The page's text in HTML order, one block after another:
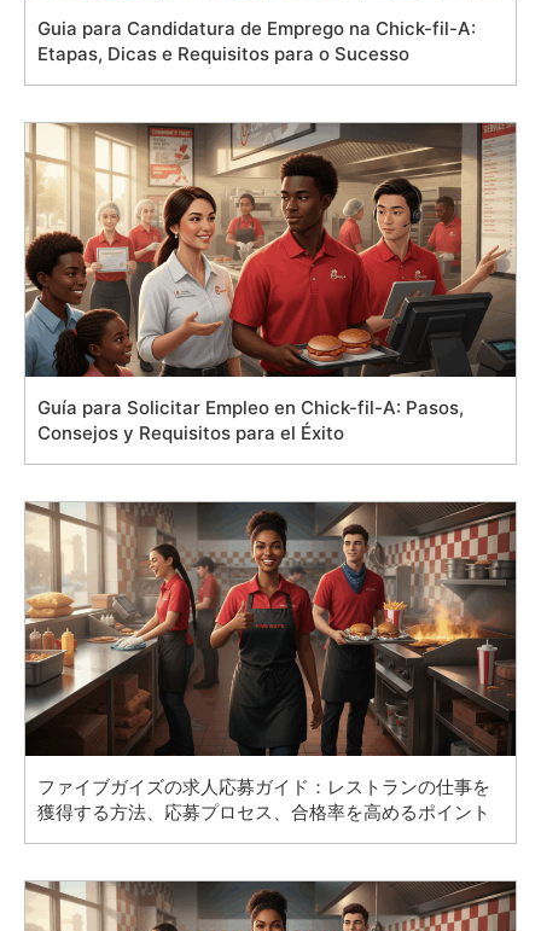
Guia para Candidatura de Emprego na Chick-fil-A:
Etapas, Dicas e Requisitos para o Sucesso
Guía para Solicitar Empleo en Chick-fil-A: Pasos,
Consejos y Requisitos para el Éxito
ファイブガイズの求人応募ガイド：レストランの仕事を
獲得する方法、応募プロセス、合格率を高めるポイント